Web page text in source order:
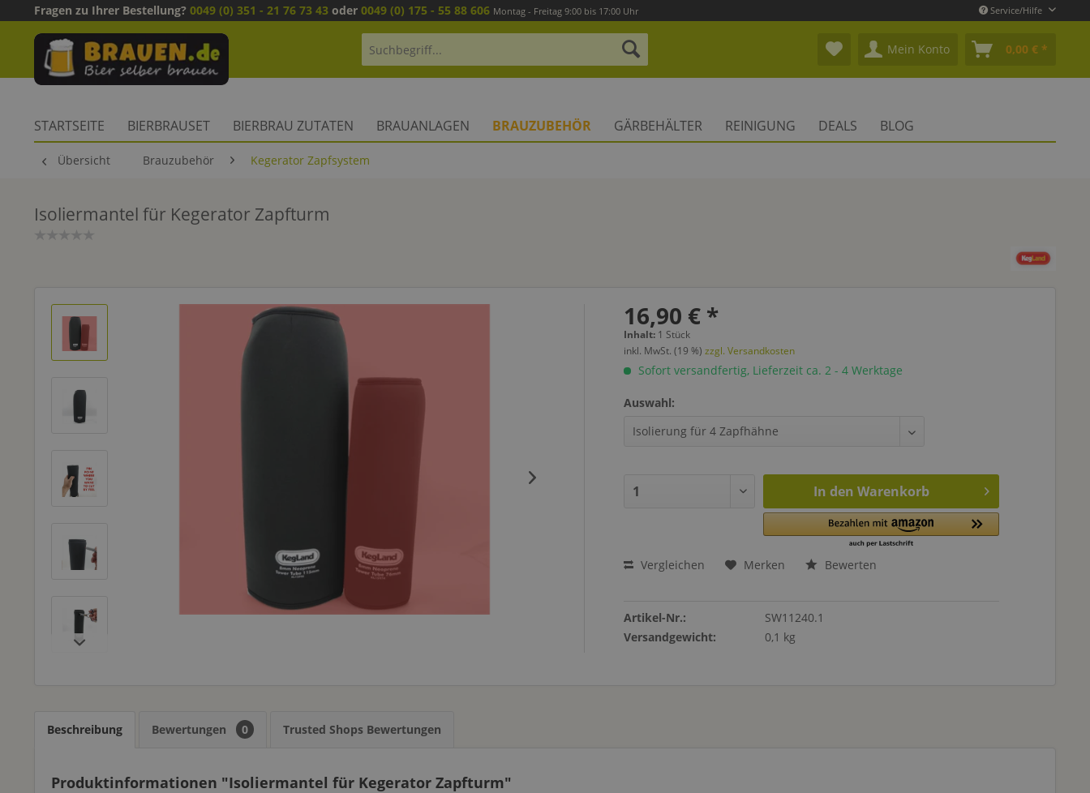
Fragen zu Ihrer Bestellung? 0049 (0) 351 - 21 76 73 43 oder 0049 (0) 175 - 55 88 606 Montag - Freitag 9:00 bis 17:00 Uhr Service/Hilfe
Mein Konto 0,00 € *
STARTSEITE BIERBRAUSET BIERBRAU ZUTATEN BRAUANLAGEN BRAUZUBEHÖR GÄRBEHÄLTER REINIGUNG DEALS BLOG
Übersicht Brauzubehör Kegerator Zapfsystem
Isoliermantel für Kegerator Zapfturm
16,90 € *
Inhalt: 1 Stück
inkl. MwSt. (19 %)zzgl. Versandkosten
Sofort versandfertig, Lieferzeit ca. 2 - 4 Werktage
Auswahl:
In den Warenkorb
Vergleichen Merken Bewerten
Artikel-Nr.:
SW11240.1
Versandgewicht:
0,1 kg
Beschreibung Bewertungen 0 Trusted Shops Bewertungen
Produktinformationen "Isoliermantel für Kegerator Zapfturm"